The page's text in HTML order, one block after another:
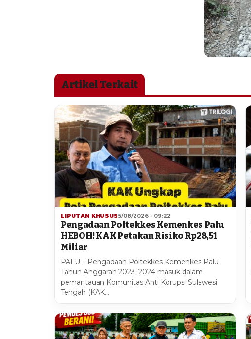
Artikel Terkait
LIPUTAN KHUSUS5/08/2026 - 09:22
Pengadaan Poltekkes Kemenkes Palu
HEBOH! KAK Petakan Risiko Rp28,51
Miliar
PALU – Pengadaan Poltekkes Kemenkes Palu
Tahun Anggaran 2023–2024 masuk dalam
pemantauan Komunitas Anti Korupsi Sulawesi
Tengah (KAK…